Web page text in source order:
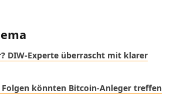
DIW-Experte überrascht mit klarer
Folgen könnten Bitcoin-Anleger treffen